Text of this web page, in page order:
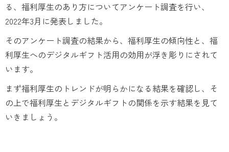
る、福利厚生のあり方についてアンケート調査を行い、
2022年3月に発表しました。
そのアンケート調査の結果から、福利厚生の傾向性と、福
利厚生へのデジタルギフト活用の効用が浮き彫りにされて
います。
まず福利厚生のトレンドが明らかになる結果を確認し、そ
の上で福利厚生とデジタルギフトの関係を示す結果を見て
いきましょう。